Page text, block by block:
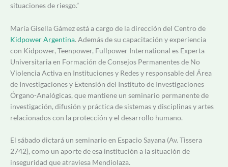
situaciones de riesgo.”
María Gisella Gámez está a cargo de la dirección del Centro de
Kidpower Argentina. Además de su capacitación y experiencia
con Kidpower, Teenpower, Fullpower International es Experta
Universitaria en Formación de Consejos Permanentes de No
Violencia Activa en Instituciones y Redes y responsable del Área
de Investigaciones y Extensión del Instituto de Investigaciones
Órgano-Analógicas, que mantiene un seminario permanente de
investigación, difusión y práctica de sistemas y disciplinas y artes
relacionados con la protección y el desarrollo humano.
El sábado dictará un seminario en Espacio Sayana (Av. Tissera
2742), como un aporte de esa institución a la situación de
inseguridad que atraviesa Mendiolaza.